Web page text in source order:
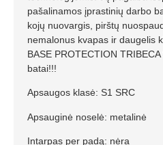
pašalinamos įprastinių darbo
kojų nuovargis, pirštų
nemalonus kvapas ir daugelis
BASE PROTECTION
batai!!!
Apsaugos klasė: S1 SRC
Apsauginė noselė: metalinė
Intarpas per padą: nėra